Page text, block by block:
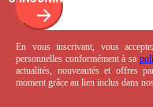
En vous inscrivant, vous
personnelles conformément à sa
actualités, nouveautés et offres
moment grâce au lien inclus dans